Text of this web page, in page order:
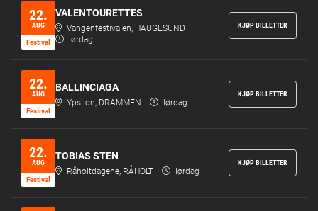
22.
AUG
Festi­val
VALENTOURETTES
Vangenfestivalen, HAUGESUND
lørdag
KJØP BILLETTER
22.
AUG
Festi­val
BALLINCIAGA
Ypsilon, DRAMMEN lørdag
KJØP BILLETTER
22.
AUG
Festi­val
TOBIAS STEN
Råholtdagene, RÅHOLT lørdag
KJØP BILLETTER